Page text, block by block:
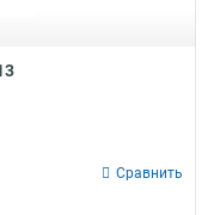
Сравнить